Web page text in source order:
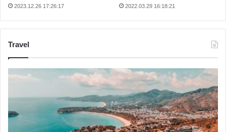
2023.12.26 17:26:17 2022.03.29 16:18:21
Travel